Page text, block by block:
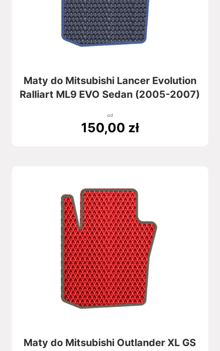
Maty do Mitsubishi Lancer Evolution
Ralliart ML9 EVO Sedan (2005-2007)
od
150,00 zł
Maty do Mitsubishi Outlander XL GS